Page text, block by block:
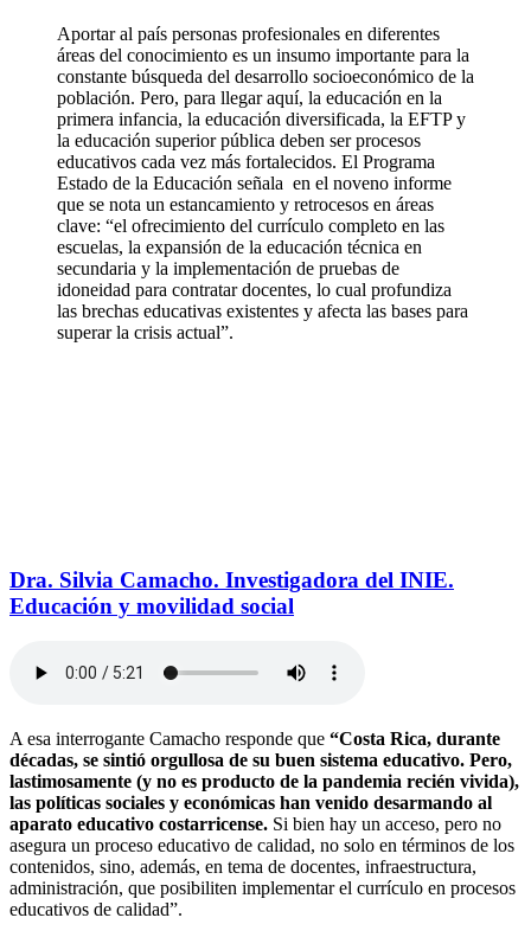
Aportar al país personas profesionales en diferentes
áreas del conocimiento es un insumo importante para la
constante búsqueda del desarrollo socioeconómico de la
población. Pero, para llegar aquí, la educación en la
primera infancia, la educación diversificada, la EFTP y
la educación superior pública deben ser procesos
educativos cada vez más fortalecidos. El Programa
Estado de la Educación señala en el noveno informe
que se nota un estancamiento y retrocesos en áreas
clave: “el ofrecimiento del currículo completo en las
escuelas, la expansión de la educación técnica en
secundaria y la implementación de pruebas de
idoneidad para contratar docentes, lo cual profundiza
las brechas educativas existentes y afecta las bases para
superar la crisis actual”.
Dra. Silvia Camacho. Investigadora del INIE.
Educación y movilidad social
A esa interrogante Camacho responde que “Costa Rica, durante
décadas, se sintió orgullosa de su buen sistema educativo. Pero,
lastimosamente (y no es producto de la pandemia recién vivida),
las políticas sociales y económicas han venido desarmando al
aparato educativo costarricense. Si bien hay un acceso, pero no
asegura un proceso educativo de calidad, no solo en términos de los
contenidos, sino, además, en tema de docentes, infraestructura,
administración, que posibiliten implementar el currículo en procesos
educativos de calidad”.